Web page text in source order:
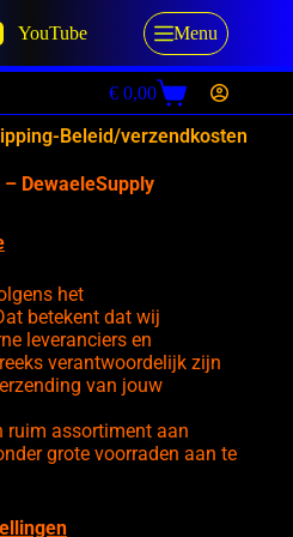
YouTube Menu
€ 0,00
Beleid/verzendkosten
DewaeleSupply
het
betekent dat wij
leveranciers en
verantwoordelijk zijn
van jouw
ruim assortiment aan
grote voorraden aan te